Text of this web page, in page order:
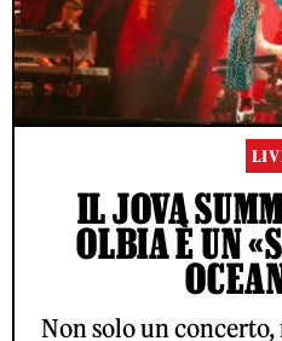
IL JOVA
OLBIA È UN
Non solo un